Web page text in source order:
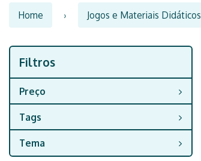
Home Jogos e Materiais Didáticos
Filtros
Filtros
Preço
Tags
Tema